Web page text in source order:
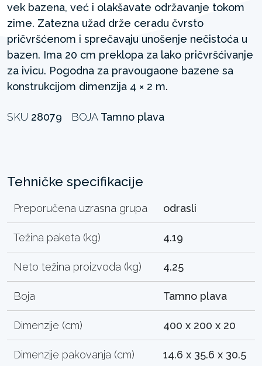
vek bazena, već i olakšavate održavanje tokom
zime. Zatezna užad drže ceradu čvrsto
pričvršćenom i sprečavaju unošenje nečistoća u
bazen. Ima 20 cm preklopa za lako pričvršćivanje
za ivicu. Pogodna za pravougaone bazene sa
konstrukcijom dimenzija 4 × 2 m.
SKU 28079 BOJA Tamno plava
Tehničke specifikacije
Preporučena uzrasna grupa odrasli
Težina paketa (kg) 4.19
Neto težina proizvoda (kg) 4.25
Boja Tamno plava
Dimenzije (cm) 400 x 200 x 20
Dimenzije pakovanja (cm) 14.6 x 35.6 x 30.5